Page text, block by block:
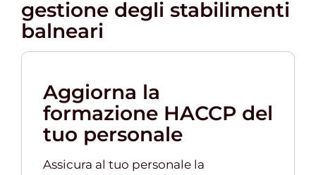
Gestione d’impresa
News
Contatti
gestione degli stabilimenti
balneari
Aggiorna la
formazione HACCP del
tuo personale
Assicura al tuo personale la